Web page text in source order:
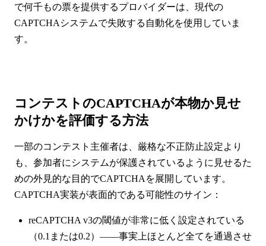
で何千もの票を提供するプロバイダーは、現代の
CAPTCHAシステムで失敗する自動化を使用していま
す。
コンテストのCAPTCHAが本物か見せ
かけかを評価する方法
一部のコンテスト主催者は、厳格な不正防止設定より
も、参加者にシステムが保護されているように見せるた
めの外見的な目的でCAPTCHAを展開しています。
CAPTCHA実装が表面的である可能性のサイン：
reCAPTCHA v3の閾値が非常に低く設定されている
（0.1または0.2）——事実上ほとんど全てを通過させ